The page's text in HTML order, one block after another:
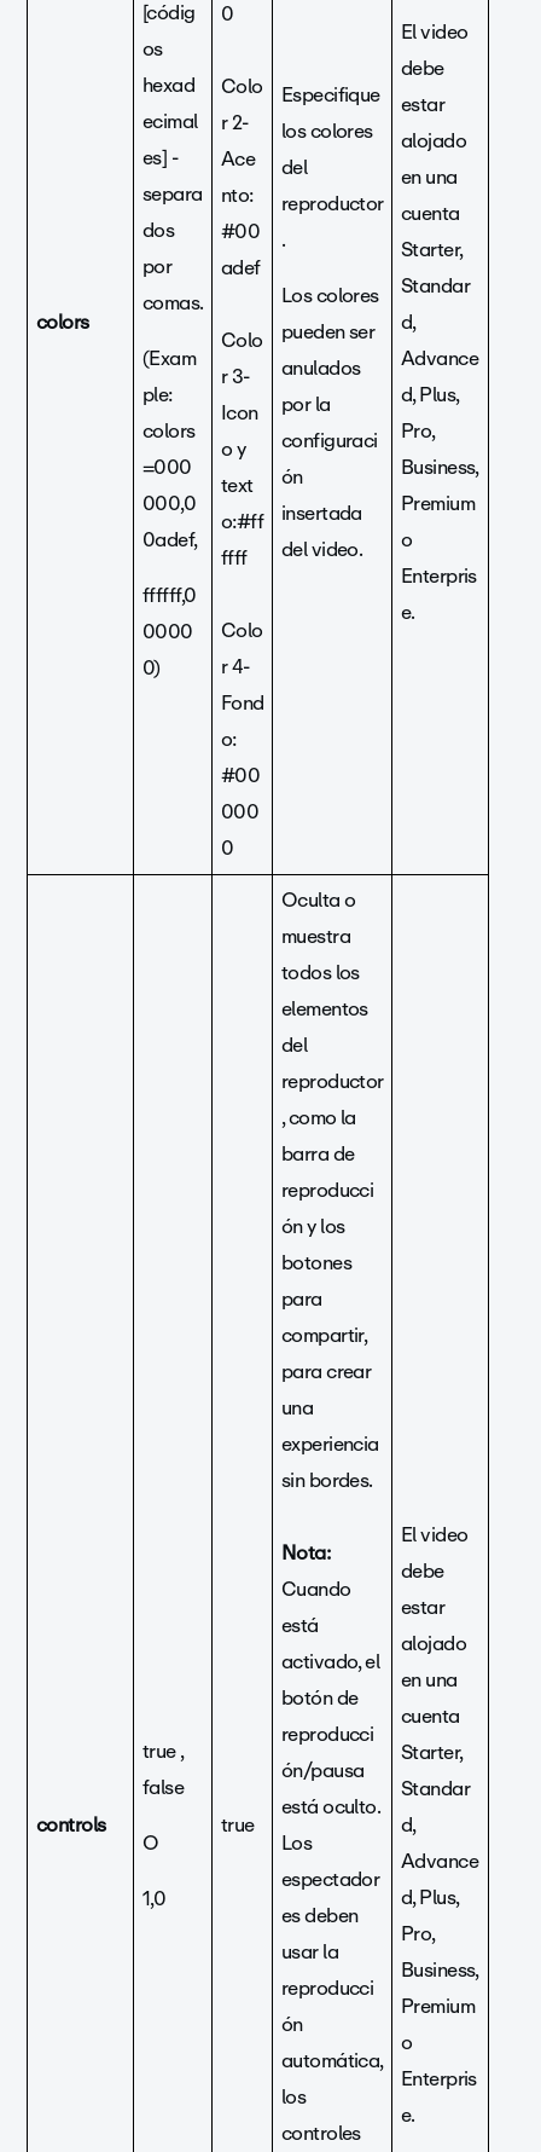
colors
[códig
os
hexad
ecimal
es] -
separa
dos
por
comas.
(Exam
ple:
colors
=000
000,0
0adef,
ffffff,0
0000
0)
0
Colo
r 2-
Ace
nto:
#00
adef
Colo
r 3-
Icon
o y
text
o:#ff
ffff
Colo
r 4-
Fond
o:
#00
000
0
Especifique
los colores
del
reproductor
.
Los colores
pueden ser
anulados
por la
configuraci
ón
insertada
del video.
El video
debe
estar
alojado
en una
cuenta
Starter,
Standar
d,
Advance
d, Plus,
Pro,
Business,
Premium
o
Enterpris
e.
controls
true ,
false
O
1,0
true
Oculta o
muestra
todos los
elementos
del
reproductor
, como la
barra de
reproducci
ón y los
botones
para
compartir,
para crear
una
experiencia
sin bordes.
Nota:
Cuando
está
activado, el
botón de
reproducci
ón/pausa
está oculto.
Los
espectador
es deben
usar la
reproducci
ón
automática,
los
controles
El video
debe
estar
alojado
en una
cuenta
Starter,
Standar
d,
Advance
d, Plus,
Pro,
Business,
Premium
o
Enterpris
e.